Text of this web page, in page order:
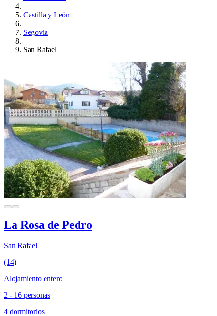
Castilla y León
Segovia
San Rafael
La Rosa de Pedro
San Rafael
(14)
Alojamiento entero
2 - 16 personas
4 dormitorios